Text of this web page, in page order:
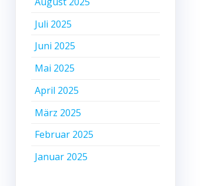
Juli 2025
Juni 2025
Mai 2025
April 2025
März 2025
Februar 2025
Januar 2025